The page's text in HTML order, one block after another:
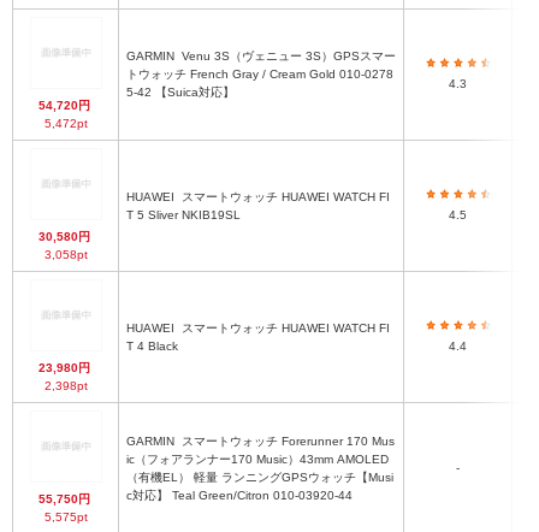
54,720円
5,472pt
GARMIN
トウォッチ French Gray / Cream Gold 010-0278
5-42 【Suica対応】
4.3
30,580円
3,058pt
HUAWEI
T 5 Sliver NKIB19SL
4.5
23,980円
2,398pt
HUAWEI
T 4 Black
4.4
55,750円
5,575pt
GARMIN
ic（フォアランナー170 Music）43mm AMOLED
（有機EL） 軽量 ランニングGPSウォッチ【Musi
c対応】 Teal Green/Citron 010-03920-44
-